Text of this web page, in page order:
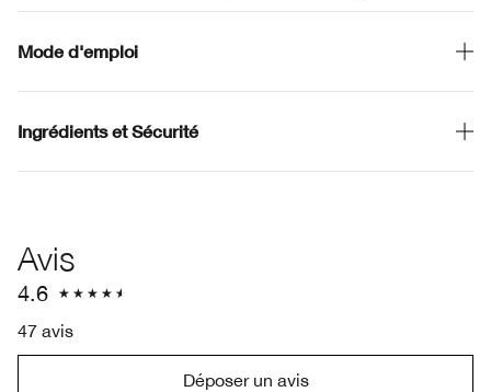
Mode d'emploi
Ingrédients et Sécurité
Avis
4.6
47 avis
Déposer un avis